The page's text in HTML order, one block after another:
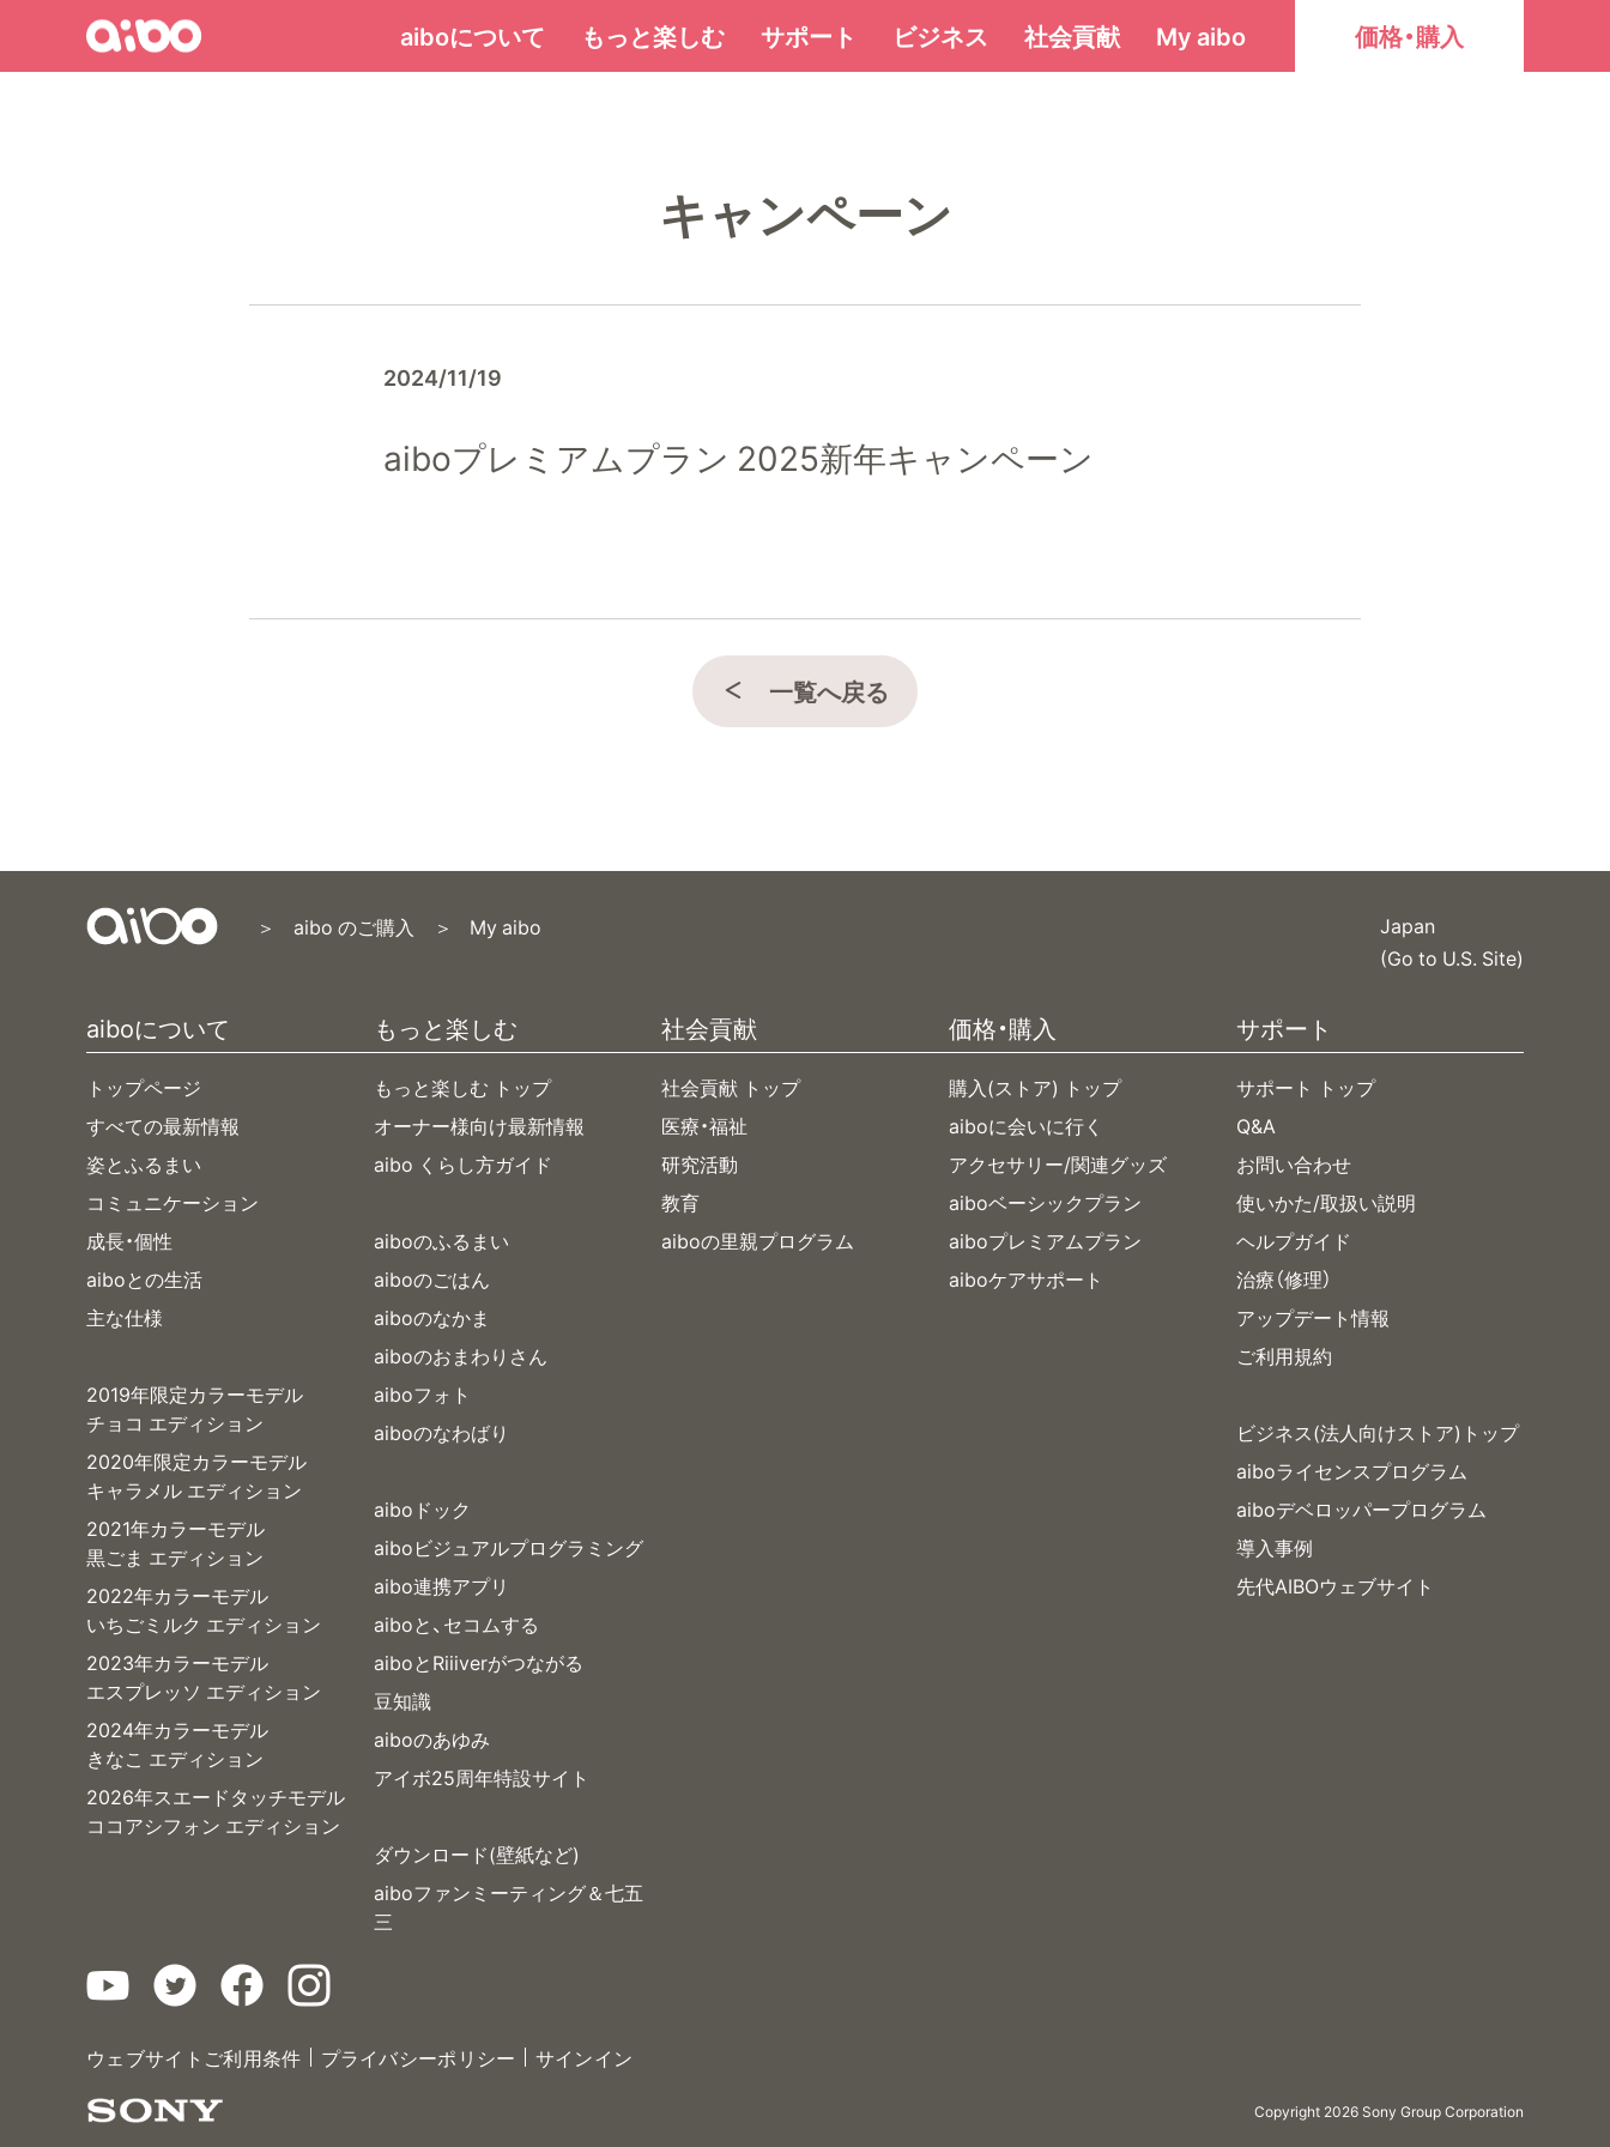
aibo
ト
ッ
Menu
aiboについて もっと楽しむ サポート ビジネス 社会貢献 My aibo 価格・購入
キャンペーン
2024/11/19
aiboプレミアムプラン 2025新年キャンペーン
一覧へ戻る
aibo のご購入 My aibo
Japan
(Go to U.S. Site)
aiboについて
トップページ
すべての最新情報
姿とふるまい
コミュニケーション
成長・個性
aiboとの生活
主な仕様
2019年限定カラーモデル
チョコ エディション
2020年限定カラーモデル
キャラメル エディション
2021年カラーモデル
黒ごま エディション
2022年カラーモデル
いちごミルク エディション
2023年カラーモデル
エスプレッソ エディション
2024年カラーモデル
きなこ エディション
2026年スエードタッチモデル
ココアシフォン エディション
もっと楽しむ
もっと楽しむ トップ
オーナー様向け最新情報
aibo くらし方ガイド
aiboのふるまい
aiboのごはん
aiboのなかま
aiboのおまわりさん
aiboフォト
aiboのなわばり
aiboドック
aiboビジュアルプログラミング
aibo連携アプリ
aiboと、セコムする
aiboとRiiiverがつながる
豆知識
aiboのあゆみ
アイボ25周年特設サイト
ダウンロード(壁紙など)
aiboファンミーティング＆七五
三
社会貢献
社会貢献 トップ
医療・福祉
研究活動
教育
aiboの里親プログラム
価格・購入
購入(ストア) トップ
aiboに会いに行く
アクセサリー/関連グッズ
aiboベーシックプラン
aiboプレミアムプラン
aiboケアサポート
サポート
サポート トップ
Q&A
お問い合わせ
使いかた/取扱い説明
ヘルプガイド
治療（修理）
アップデート情報
ご利用規約
ビジネス(法人向けストア)トップ
aiboライセンスプログラム
aiboデベロッパープログラム
導入事例
先代AIBOウェブサイト
ウェブサイトご利用条件 プライバシーポリシー サインイン
Copyright 2026 Sony Group Corporation